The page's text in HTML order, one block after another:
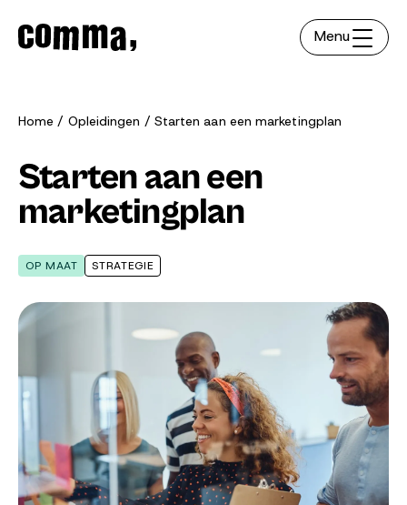
Menu
Home Opleidingen Starten aan een marketingplan
Starten aan een
marketingplan
OP MAAT STRATEGIE